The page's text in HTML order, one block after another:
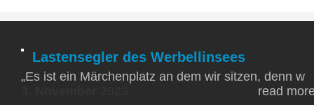
Lastensegler des Werbellinsees
„Es ist ein Märchenplatz an dem wir sitzen, denn w
read